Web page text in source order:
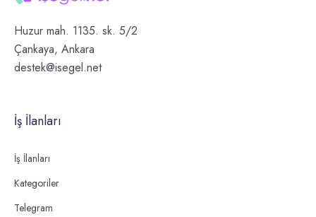
Huzur mah. 1135. sk. 5/2
Çankaya, Ankara
destek@isegel.net
İş İlanları
İş İlanları
Kategoriler
Telegram